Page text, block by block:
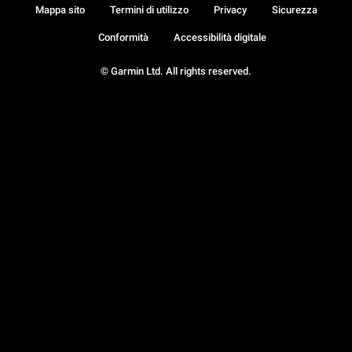
© Garmin Ltd. All rights reserved.
Mappa sito Termini di utilizzo Privacy Sicurezza
Conformità Accessibilità digitale